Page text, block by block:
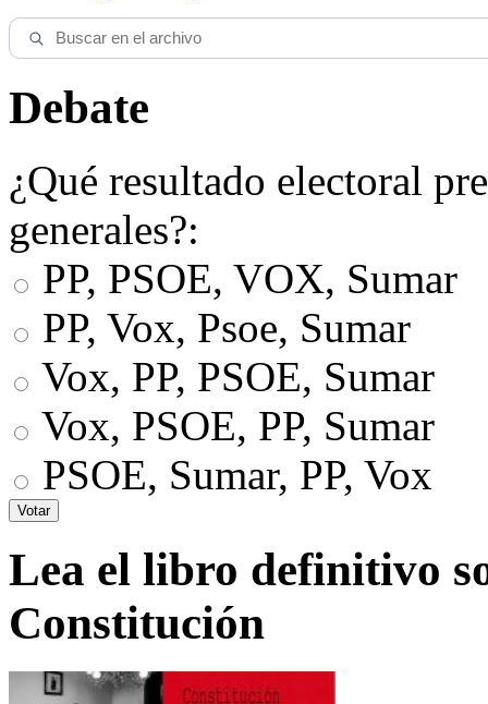
Debate
¿Qué resultado electoral
generales?:
PP, PSOE, VOX, Sumar
PP, Vox, Psoe, Sumar
Vox, PP, PSOE, Sumar
Vox, PSOE, PP, Sumar
PSOE, Sumar, PP, Vox
Lea el libro definitivo
Constitución